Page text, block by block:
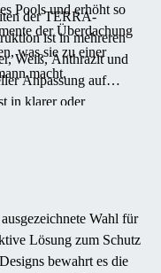
Pools und erhöht so
der Überdachung
was sie zu einer
macht.
der TERRA-
ist in mehreren
Weiß, Anthrazit und
Anpassung auf
in klarer oder
sich das
Wahl für
Lösung zum Schutz
bewahrt es die